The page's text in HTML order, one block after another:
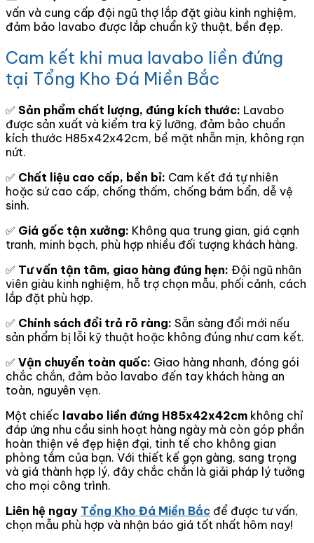
vấn và cung cấp đội ngũ thợ lắp đặt giàu kinh nghiệm,
đảm bảo lavabo được lắp chuẩn kỹ thuật, bền đẹp.
Cam kết khi mua lavabo liền đứng
tại Tổng Kho Đá Miền Bắc
✅ Sản phẩm chất lượng, đúng kích thước: Lavabo
được sản xuất và kiểm tra kỹ lưỡng, đảm bảo chuẩn
kích thước H85x42x42cm, bề mặt nhẵn mịn, không rạn
nứt.
✅ Chất liệu cao cấp, bền bỉ: Cam kết đá tự nhiên
hoặc sứ cao cấp, chống thấm, chống bám bẩn, dễ vệ
sinh.
✅ Giá gốc tận xưởng: Không qua trung gian, giá cạnh
tranh, minh bạch, phù hợp nhiều đối tượng khách hàng.
✅ Tư vấn tận tâm, giao hàng đúng hẹn: Đội ngũ nhân
viên giàu kinh nghiệm, hỗ trợ chọn mẫu, phối cảnh, cách
lắp đặt phù hợp.
✅ Chính sách đổi trả rõ ràng: Sẵn sàng đổi mới nếu
sản phẩm bị lỗi kỹ thuật hoặc không đúng như cam kết.
✅ Vận chuyển toàn quốc: Giao hàng nhanh, đóng gói
chắc chắn, đảm bảo lavabo đến tay khách hàng an
toàn, nguyên vẹn.
Một chiếc lavabo liền đứng H85x42x42cm không chỉ
đáp ứng nhu cầu sinh hoạt hàng ngày mà còn góp phần
hoàn thiện vẻ đẹp hiện đại, tinh tế cho không gian
phòng tắm của bạn. Với thiết kế gọn gàng, sang trọng
và giá thành hợp lý, đây chắc chắn là giải pháp lý tưởng
cho mọi công trình.
Liên hệ ngay Tổng Kho Đá Miền Bắc để được tư vấn,
chọn mẫu phù hợp và nhận báo giá tốt nhất hôm nay!